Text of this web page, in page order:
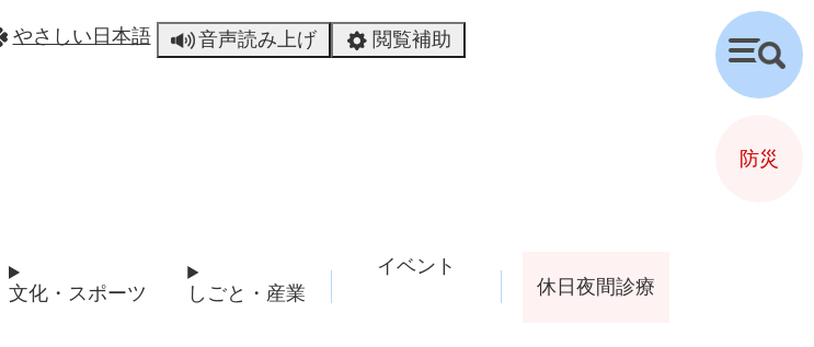
やさしい日本語 音声読み上げ 閲覧補助
文化・スポーツ しごと・産業
イベント
休日夜間診療
検
索
防災